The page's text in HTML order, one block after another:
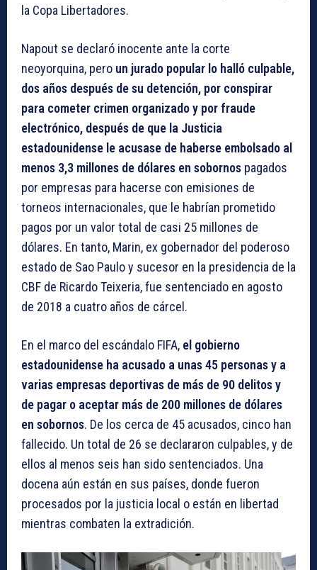
la Copa Libertadores.
Napout se declaró inocente ante la corte
neoyorquina, pero un jurado popular lo halló culpable,
dos años después de su detención, por conspirar
para cometer crimen organizado y por fraude
electrónico, después de que la Justicia
estadounidense le acusase de haberse embolsado al
menos 3,3 millones de dólares en sobornos pagados
por empresas para hacerse con emisiones de
torneos internacionales, que le habrían prometido
pagos por un valor total de casi 25 millones de
dólares. En tanto, Marin, ex gobernador del poderoso
estado de Sao Paulo y sucesor en la presidencia de la
CBF de Ricardo Teixeria, fue sentenciado en agosto
de 2018 a cuatro años de cárcel.
En el marco del escándalo FIFA, el gobierno
estadounidense ha acusado a unas 45 personas y a
varias empresas deportivas de más de 90 delitos y
de pagar o aceptar más de 200 millones de dólares
en sobornos. De los cerca de 45 acusados, cinco han
fallecido. Un total de 26 se declararon culpables, y de
ellos al menos seis han sido sentenciados. Una
docena aún están en sus países, donde fueron
procesados por la justicia local o están en libertad
mientras combaten la extradición.